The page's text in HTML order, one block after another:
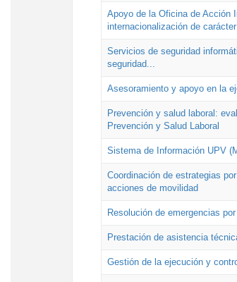
Apoyo de la Oficina de Acción
internacionalización de
Servicios de seguridad
seguridad...
Asesoramiento y apoyo en la
Prevención y salud laboral:
Prevención y Salud Laboral
Sistema de Información UPV
Coordinación de estrategias
acciones de movilidad
Resolución de emergencias
Prestación de asistencia
Gestión de la ejecución y